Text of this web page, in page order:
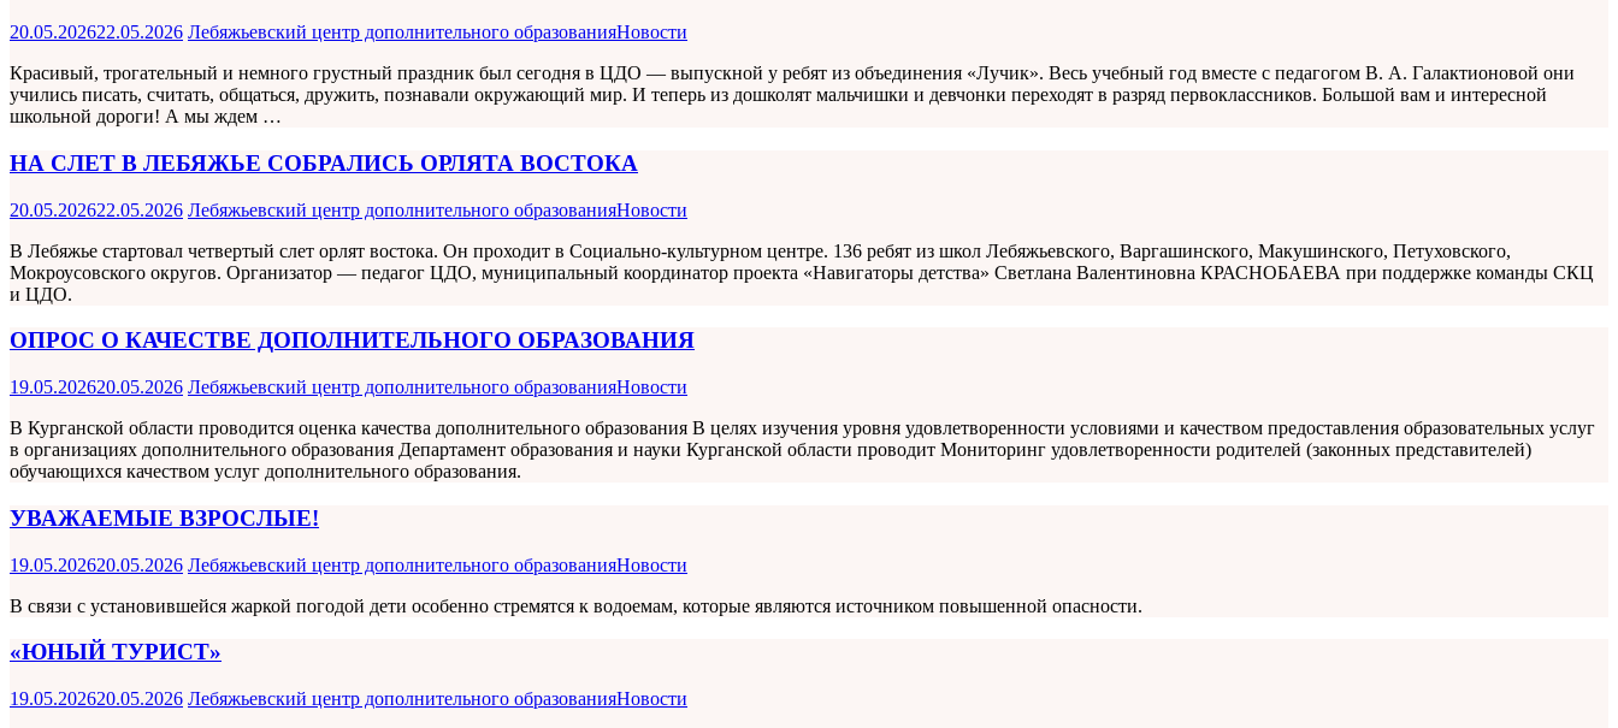
20.05.202622.05.2026 Лебяжьевский центр дополнительного образованияНовости
Красивый, трогательный и немного грустный праздник был сегодня в ЦДО — выпускной у ребят из объединения «Лучик». Весь учебный год вместе с педагогом В. А. Галактионовой они
учились писать, считать, общаться, дружить, познавали окружающий мир. И теперь из дошколят мальчишки и девчонки переходят в разряд первоклассников. Большой вам и интересной
школьной дороги! А мы ждем …
НА СЛЕТ В ЛЕБЯЖЬЕ СОБРАЛИСЬ ОРЛЯТА ВОСТОКА
20.05.202622.05.2026 Лебяжьевский центр дополнительного образованияНовости
В Лебяжье стартовал четвертый слет орлят востока. Он проходит в Социально-культурном центре. 136 ребят из школ Лебяжьевского, Варгашинского, Макушинского, Петуховского,
Мокроусовского округов. Организатор — педагог ЦДО, муниципальный координатор проекта «Навигаторы детства» Светлана Валентиновна КРАСНОБАЕВА при поддержке команды СКЦ
и ЦДО.
ОПРОС О КАЧЕСТВЕ ДОПОЛНИТЕЛЬНОГО ОБРАЗОВАНИЯ
19.05.202620.05.2026 Лебяжьевский центр дополнительного образованияНовости
В Курганской области проводится оценка качества дополнительного образования В целях изучения уровня удовлетворенности условиями и качеством предоставления образовательных услуг
в организациях дополнительного образования Департамент образования и науки Курганской области проводит Мониторинг удовлетворенности родителей (законных представителей)
обучающихся качеством услуг дополнительного образования.
УВАЖАЕМЫЕ ВЗРОСЛЫЕ!
19.05.202620.05.2026 Лебяжьевский центр дополнительного образованияНовости
В связи с установившейся жаркой погодой дети особенно стремятся к водоемам, которые являются источником повышенной опасности.
«ЮНЫЙ ТУРИСТ»
19.05.202620.05.2026 Лебяжьевский центр дополнительного образованияНовости